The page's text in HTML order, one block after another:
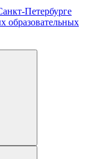
Петербурге
образовательных